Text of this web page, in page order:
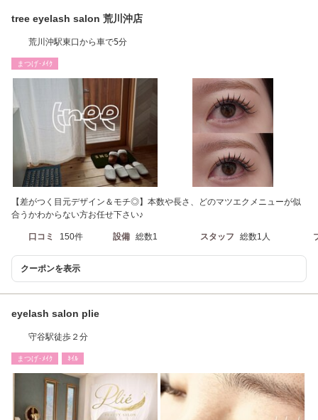
tree eyelash salon 荒川沖店
荒川沖駅東口から車で5分
まつげ･ﾒｲｸ
【差がつく目元デザイン＆モチ◎】本数や長さ、どのマツエクメニューが似
合うかわからない方お任せ下さい♪
口コミ 150件 設備 総数1 スタッフ 総数1人
クーポンを表示
eyelash salon plie
守谷駅徒歩２分
まつげ･ﾒｲｸ ﾈｲﾙ